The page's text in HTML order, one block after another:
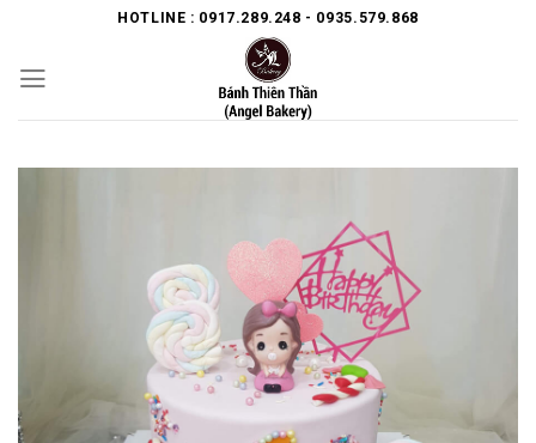
content
HOTLINE : 0917.289.248 - 0935.579.868